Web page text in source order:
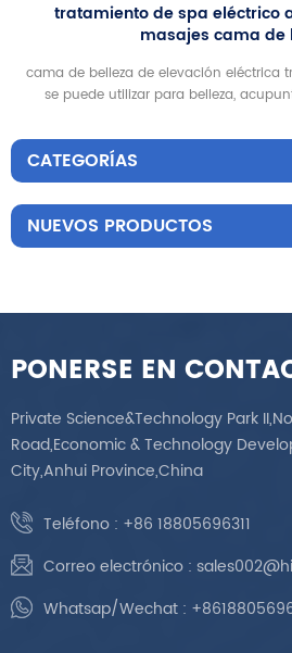
tratamiento de spa eléctrico
masajes cama de
cama de belleza de elevación eléctrica
se puede utilizar para belleza,
CATEGORÍAS
NUEVOS PRODUCTOS
PONERSE EN
Private Science&Technology Park
Road,Economic & Technology
City,Anhui Province,China
Teléfono : +86 18805696311
Correo electrónico :
Whatsap/Wechat :